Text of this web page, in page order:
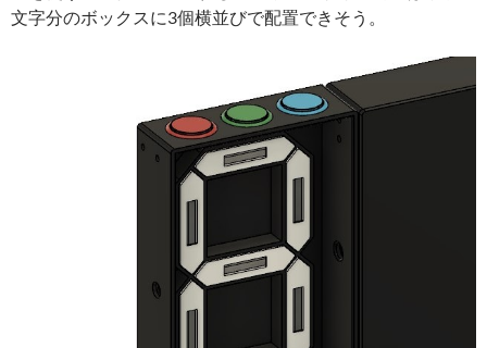
文字分のボックスに3個横並びで配置できそう。